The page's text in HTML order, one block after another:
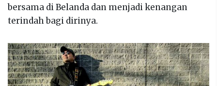
bersama di Belanda dan menjadi kenangan
terindah bagi dirinya.